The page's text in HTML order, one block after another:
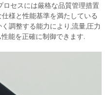
セスには厳格な品質管理措置
様と性能基準を満たしている
調整する能力により,流量,圧力
能を正確に制御できます.